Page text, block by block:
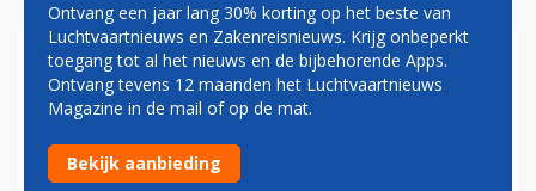
A340
Twee voormalige Airbus A340’s van Lufthansa krijgen
tweede leven
Ontvang een jaar lang 30% korting op het beste van
Luchtvaartnieuws en Zakenreisnieuws. Krijg onbeperkt
toegang tot al het nieuws en de bijbehorende Apps.
Ontvang tevens 12 maanden het Luchtvaartnieuws
Magazine in de mail of op de mat.
Bekijk aanbieding